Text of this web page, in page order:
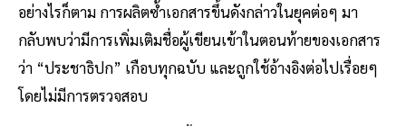
อย่างไรก็ตาม การผลิตซ้ำเอกสารขึ้นดังกล่าวในยุคต่อๆ มา
กลับพบว่ามีการเพิ่มเติมชื่อผู้เขียนเข้าในตอนท้ายของเอกสาร
ว่า “ประชาธิปก” เกือบทุกฉบับ และถูกใช้อ้างอิงต่อไปเรื่อยๆ
โดยไม่มีการตรวจสอบ